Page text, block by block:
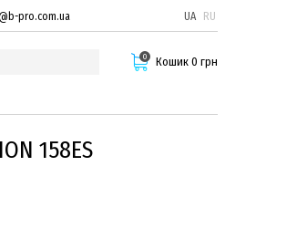
pro.com.ua UA RU
0 Кошик 0 грн
158ES